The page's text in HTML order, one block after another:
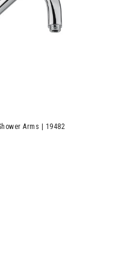
Arms | 19482